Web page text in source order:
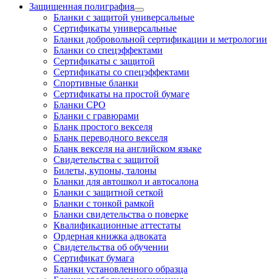
Защищенная полиграфия
Бланки с защитой универсальные
Сертификаты универсальные
Бланки добровольной сертификации и метрологии
Бланки со спецэффектами
Сертификаты с защитой
Сертификаты со спецэффектами
Спортивные бланки
Cертификаты на простой бумаге
Бланки СРО
Бланки с гравюрами
Бланк простого векселя
Бланк переводного векселя
Бланк векселя на английском языке
Свидетельства с защитой
Билеты, купоны, талоны
Бланки для автошкол и автосалона
Бланки с защитной сеткой
Бланки с тонкой рамкой
Бланки свидетельства о поверке
Квалификационные аттестаты
Ордерная книжка адвоката
Свидетельства об обучении
Сертификат бумага
Бланки установленного образца